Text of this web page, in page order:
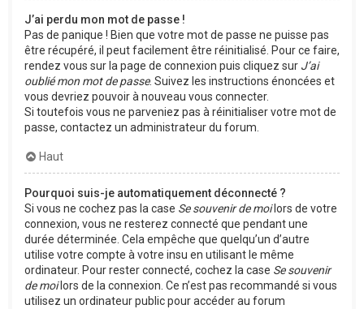
J’ai perdu mon mot de passe !
Pas de panique ! Bien que votre mot de passe ne puisse pas
être récupéré, il peut facilement être réinitialisé. Pour ce faire,
rendez vous sur la page de connexion puis cliquez sur J’ai
oublié mon mot de passe. Suivez les instructions énoncées et
vous devriez pouvoir à nouveau vous connecter.
Si toutefois vous ne parveniez pas à réinitialiser votre mot de
passe, contactez un administrateur du forum.
Haut
Pourquoi suis-je automatiquement déconnecté ?
Si vous ne cochez pas la case Se souvenir de moilors de votre
connexion, vous ne resterez connecté que pendant une
durée déterminée. Cela empêche que quelqu’un d’autre
utilise votre compte à votre insu en utilisant le même
ordinateur. Pour rester connecté, cochez la case Se souvenir
de moilors de la connexion. Ce n’est pas recommandé si vous
utilisez un ordinateur public pour accéder au forum